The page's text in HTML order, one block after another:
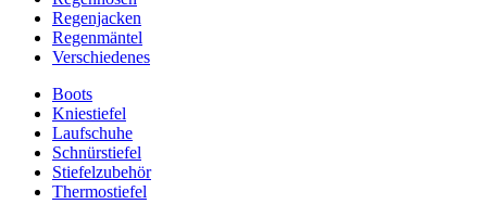
Regenjacken
Regenmäntel
Verschiedenes
Boots
Kniestiefel
Laufschuhe
Schnürstiefel
Stiefelzubehör
Thermostiefel